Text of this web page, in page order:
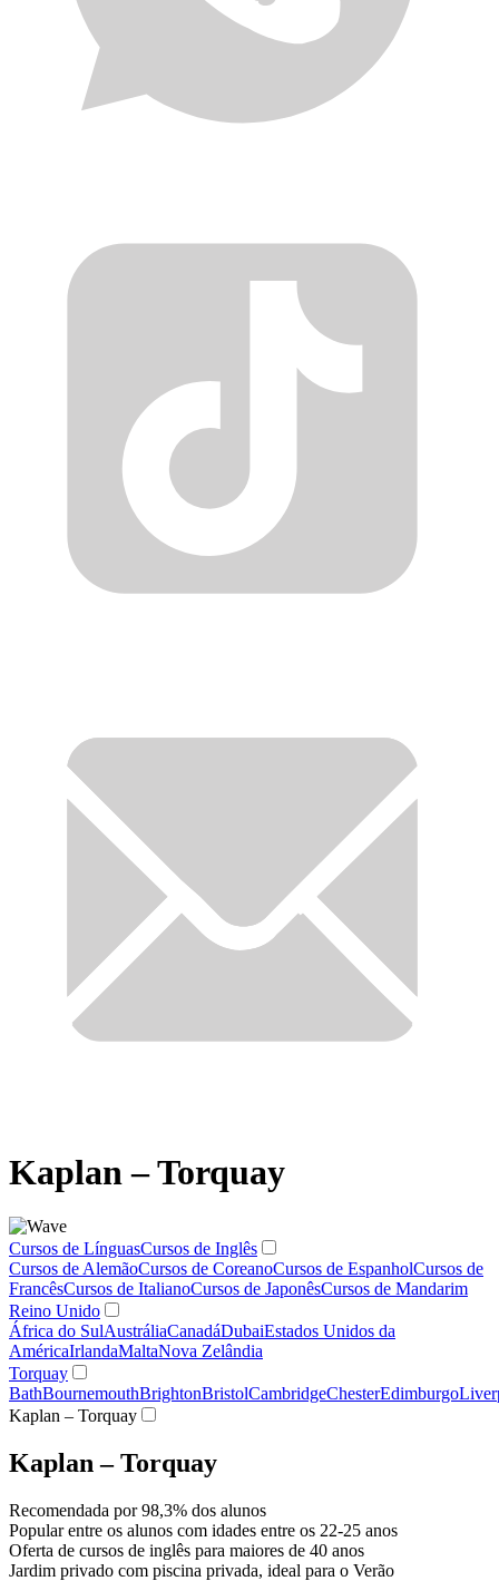
Kaplan – Torquay
Cursos de LínguasCursos de Inglês
Cursos de AlemãoCursos de CoreanoCursos de EspanholCursos de
FrancêsCursos de ItalianoCursos de JaponêsCursos de Mandarim
Reino Unido
África do SulAustráliaCanadáDubaiEstados Unidos da
AméricaIrlandaMaltaNova Zelândia
Torquay
BathBournemouthBrightonBristolCambridgeChesterEdimburgo
Kaplan – Torquay
Kaplan – Torquay
Recomendada por 98,3% dos alunos
Popular entre os alunos com idades entre os 22-25 anos
Oferta de cursos de inglês para maiores de 40 anos
Jardim privado com piscina privada, ideal para o Verão